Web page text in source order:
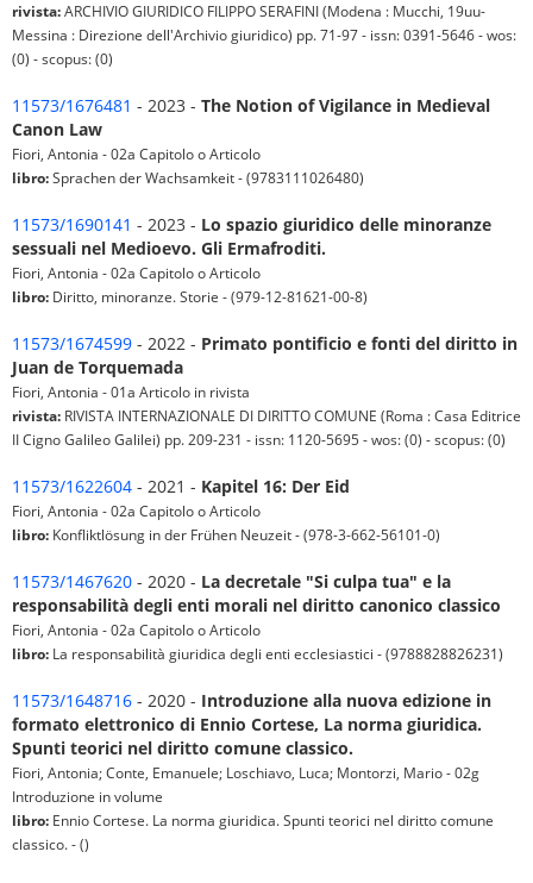
rivista:ARCHIVIO GIURIDICO FILIPPO SERAFINI (Modena : Mucchi, 19uu-
Messina : Direzione dell'Archivio giuridico) pp. 71-97 - issn: 0391-5646 - wos:
(0) - scopus: (0)
11573/1676481 - 2023 - The Notion of Vigilance in Medieval
Canon Law
Fiori, Antonia - 02a Capitolo o Articolo
libro:Sprachen der Wachsamkeit - (9783111026480)
11573/1690141 - 2023 - Lo spazio giuridico delle minoranze
sessuali nel Medioevo. Gli Ermafroditi.
Fiori, Antonia - 02a Capitolo o Articolo
libro: Diritto, minoranze. Storie - (979-12-81621-00-8)
11573/1674599 - 2022 - Primato pontificio e fonti del diritto in
Juan de Torquemada
Fiori, Antonia - 01a Articolo in rivista
rivista: RIVISTA INTERNAZIONALE DI DIRITTO COMUNE (Roma : Casa Editrice
II Cigno Galileo Galilei) pp. 209-231 - issn: 1120-5695 - wos: (0) - scopus: (0)
11573/1622604 - 2021 - Kapitel 16: Der Eid
Fiori, Antonia - 02a Capitolo o Articolo
libro: Konfliktlösung in der Frühen Neuzeit - (978-3-662-56101-0)
11573/1467620 - 2020 - La decretale "Si culpa tua" e la
responsabilità degli enti morali nel diritto canonico classico
Fiori, Antonia - 02a Capitolo o Articolo
libro: La responsabilità giuridica degli enti ecclesiastici - (9788828826231)
11573/1648716 - 2020 - Introduzione alla nuova edizione in
formato elettronico di Ennio Cortese, La norma giuridica.
Spunti teorici nel diritto comune classico.
Fiori, Antonia; Conte, Emanuele; Loschiavo, Luca; Montorzi, Mario - 02g
Introduzione in volume
libro: Ennio Cortese. La norma giuridica. Spunti teorici nel diritto comune
classico. - ()